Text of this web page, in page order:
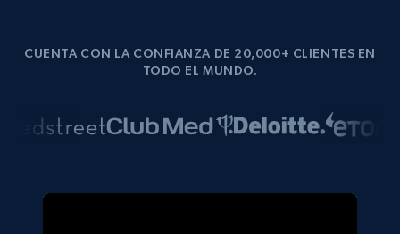
CUENTA CON LA CONFIANZA DE 20,000+ CLIENTES EN
TODO EL MUNDO.